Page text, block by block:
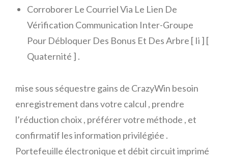
Corroborer Le Courriel Via Le Lien De
Vérification Communication Inter-Groupe
Pour Débloquer Des Bonus Et Des Arbre [ Ii ] [
Quaternité ] .
mise sous séquestre gains de CrazyWin besoin
enregistrement dans votre calcul , prendre
l’réduction choix , préférer votre méthode , et
confirmatif les information privilégiée .
Portefeuille électronique et débit circuit imprimé